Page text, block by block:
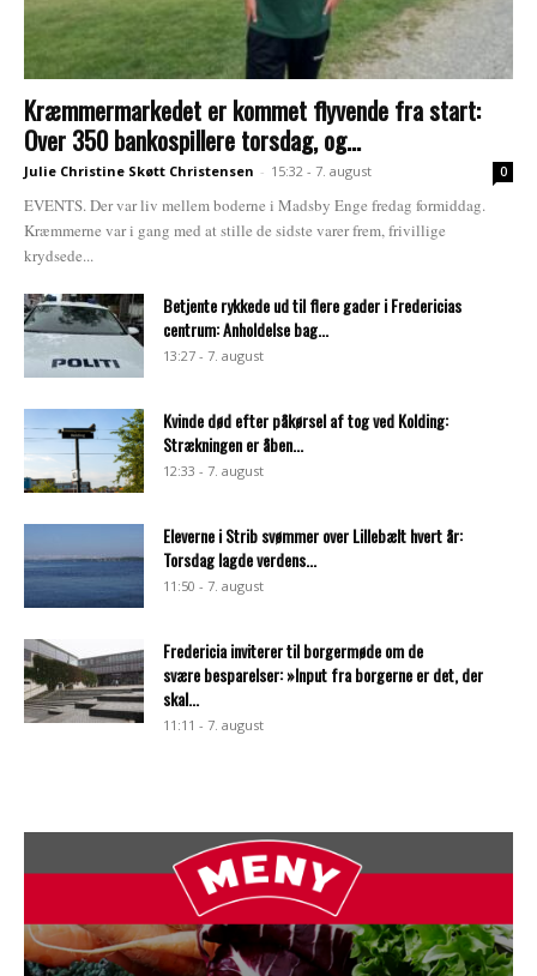
Kræmmermarkedet er kommet flyvende fra start:
Over 350 bankospillere torsdag, og...
Julie Christine Skøtt Christensen - 15:32 - 7. august 0
EVENTS. Der var liv mellem boderne i Madsby Enge fredag formiddag.
Kræmmerne var i gang med at stille de sidste varer frem, frivillige
krydsede...
Betjente rykkede ud til flere gader i Fredericias
centrum: Anholdelse bag...
13:27 - 7. august
Kvinde død efter påkørsel af tog ved Kolding:
Strækningen er åben...
12:33 - 7. august
Eleverne i Strib svømmer over Lillebælt hvert år:
Torsdag lagde verdens...
11:50 - 7. august
Fredericia inviterer til borgermøde om de
svære besparelser: »Input fra borgerne er det, der
skal...
11:11 - 7. august